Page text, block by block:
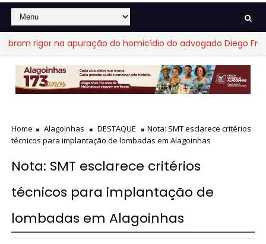
rigor na apuração do homicídio do advogado Diego Fraga de
Home Alagoinhas DESTAQUE
Nota: SMT esclarece critérios
técnicos para implantação de lombadas em Alagoinhas
Nota: SMT esclarece critérios
técnicos para implantação de
lombadas em Alagoinhas